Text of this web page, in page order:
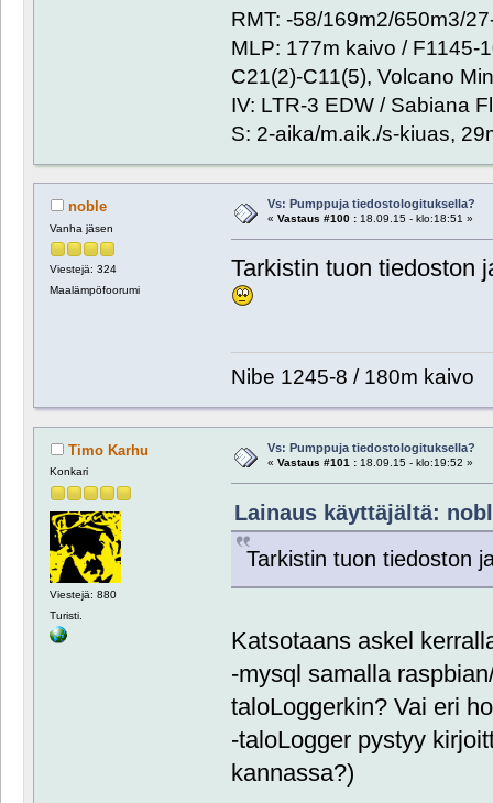
RMT: -58/169m2/650m3/
MLP: 177m kaivo / F1145-
C21(2)-C11(5), Volcano
IV: LTR-3 EDW / Sabiana
S: 2-aika/m.aik./s-kiuas,
noble
Vanha jäsen
Viestejä: 324
Maalämpöfoorumi
Vs: Pumppuja tiedostologituksella?
« Vastaus #100 :18.09.15 - klo:18:51 »
Tarkistin tuon tiedoston
Nibe 1245-8 / 180m kaivo
Timo Karhu
Konkari
Viestejä: 880
Turisti.
Vs: Pumppuja tiedostologituksella?
« Vastaus #101 :18.09.15 - klo:19:52 »
Lainaus käyttäjältä:
Tarkistin tuon tiedoston
Katsotaans askel
-mysql samalla
taloLoggerkin? Vai eri
-taloLogger pystyy
kannassa?)